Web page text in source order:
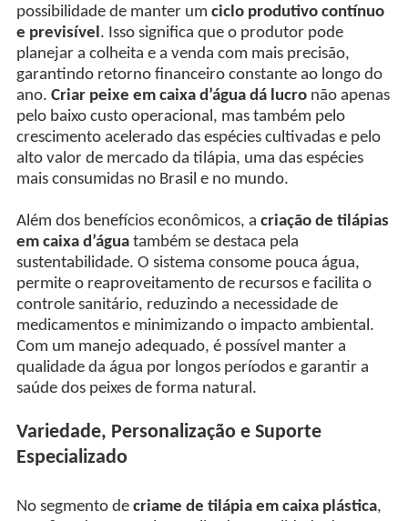
possibilidade de manter um ciclo produtivo contínuo
e previsível . Isso significa que o produtor pode
planejar a colheita e a venda com mais precisão,
garantindo retorno financeiro constante ao longo do
ano. Criar peixe em caixa d’água dá lucronão apenas
pelo baixo custo operacional, mas também pelo
crescimento acelerado das espécies cultivadas e pelo
alto valor de mercado da tilápia, uma das espécies
mais consumidas no Brasil e no mundo.
Além dos benefícios econômicos, a criação de tilápias
em caixa d’águatambém se destaca pela
sustentabilidade. O sistema consome pouca água,
permite o reaproveitamento de recursos e facilita o
controle sanitário, reduzindo a necessidade de
medicamentos e minimizando o impacto ambiental.
Com um manejo adequado, é possível manter a
qualidade da água por longos períodos e garantir a
saúde dos peixes de forma natural.
Variedade, Personalização e Suporte
Especializado
No segmento de criame de tilápia em caixa plástica,